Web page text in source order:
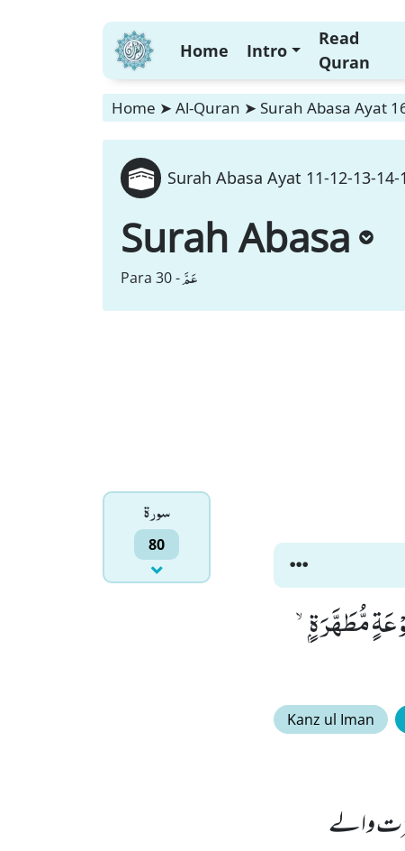
Home Intro
Read
Quran
Home ➤ Al-Quran ➤ Surah Abasa Ayat
Surah Abasa Ayat 11-12-13-
Surah Abasa
Para 30 -عَمَّ
سورۃ
80
ذَكَرَهٗﭥ(12) فِیْ صُحُفٍ مُّكَرَّمَةٍۙ (13) مَّرْفُوْعَةٍ مُّطَهَّرَةٍۭۙ
Kanz ul Iman
والے